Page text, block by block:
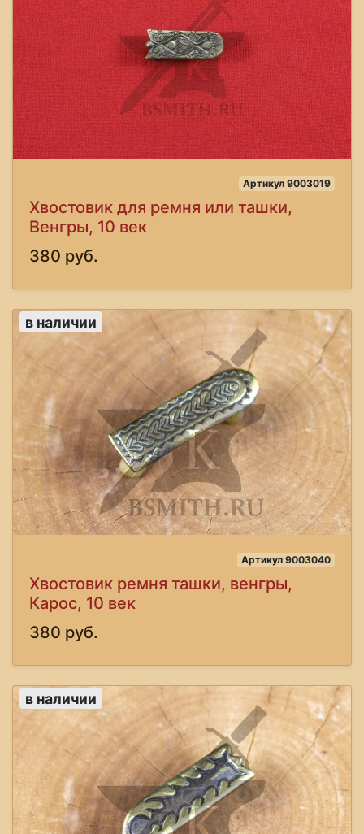
Артикул 9003019
Хвостовик для ремня или ташки,
Венгры, 10 век
380 руб.
в наличии
Артикул 9003040
Хвостовик ремня ташки, венгры,
Карос, 10 век
380 руб.
в наличии